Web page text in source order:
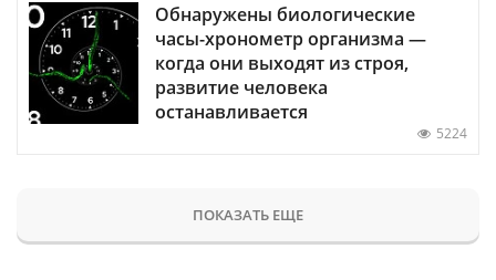
Обнаружены биологические
часы-хронометр организма —
когда они выходят из строя,
развитие человека
останавливается
5224
ПОКАЗАТЬ ЕЩЕ